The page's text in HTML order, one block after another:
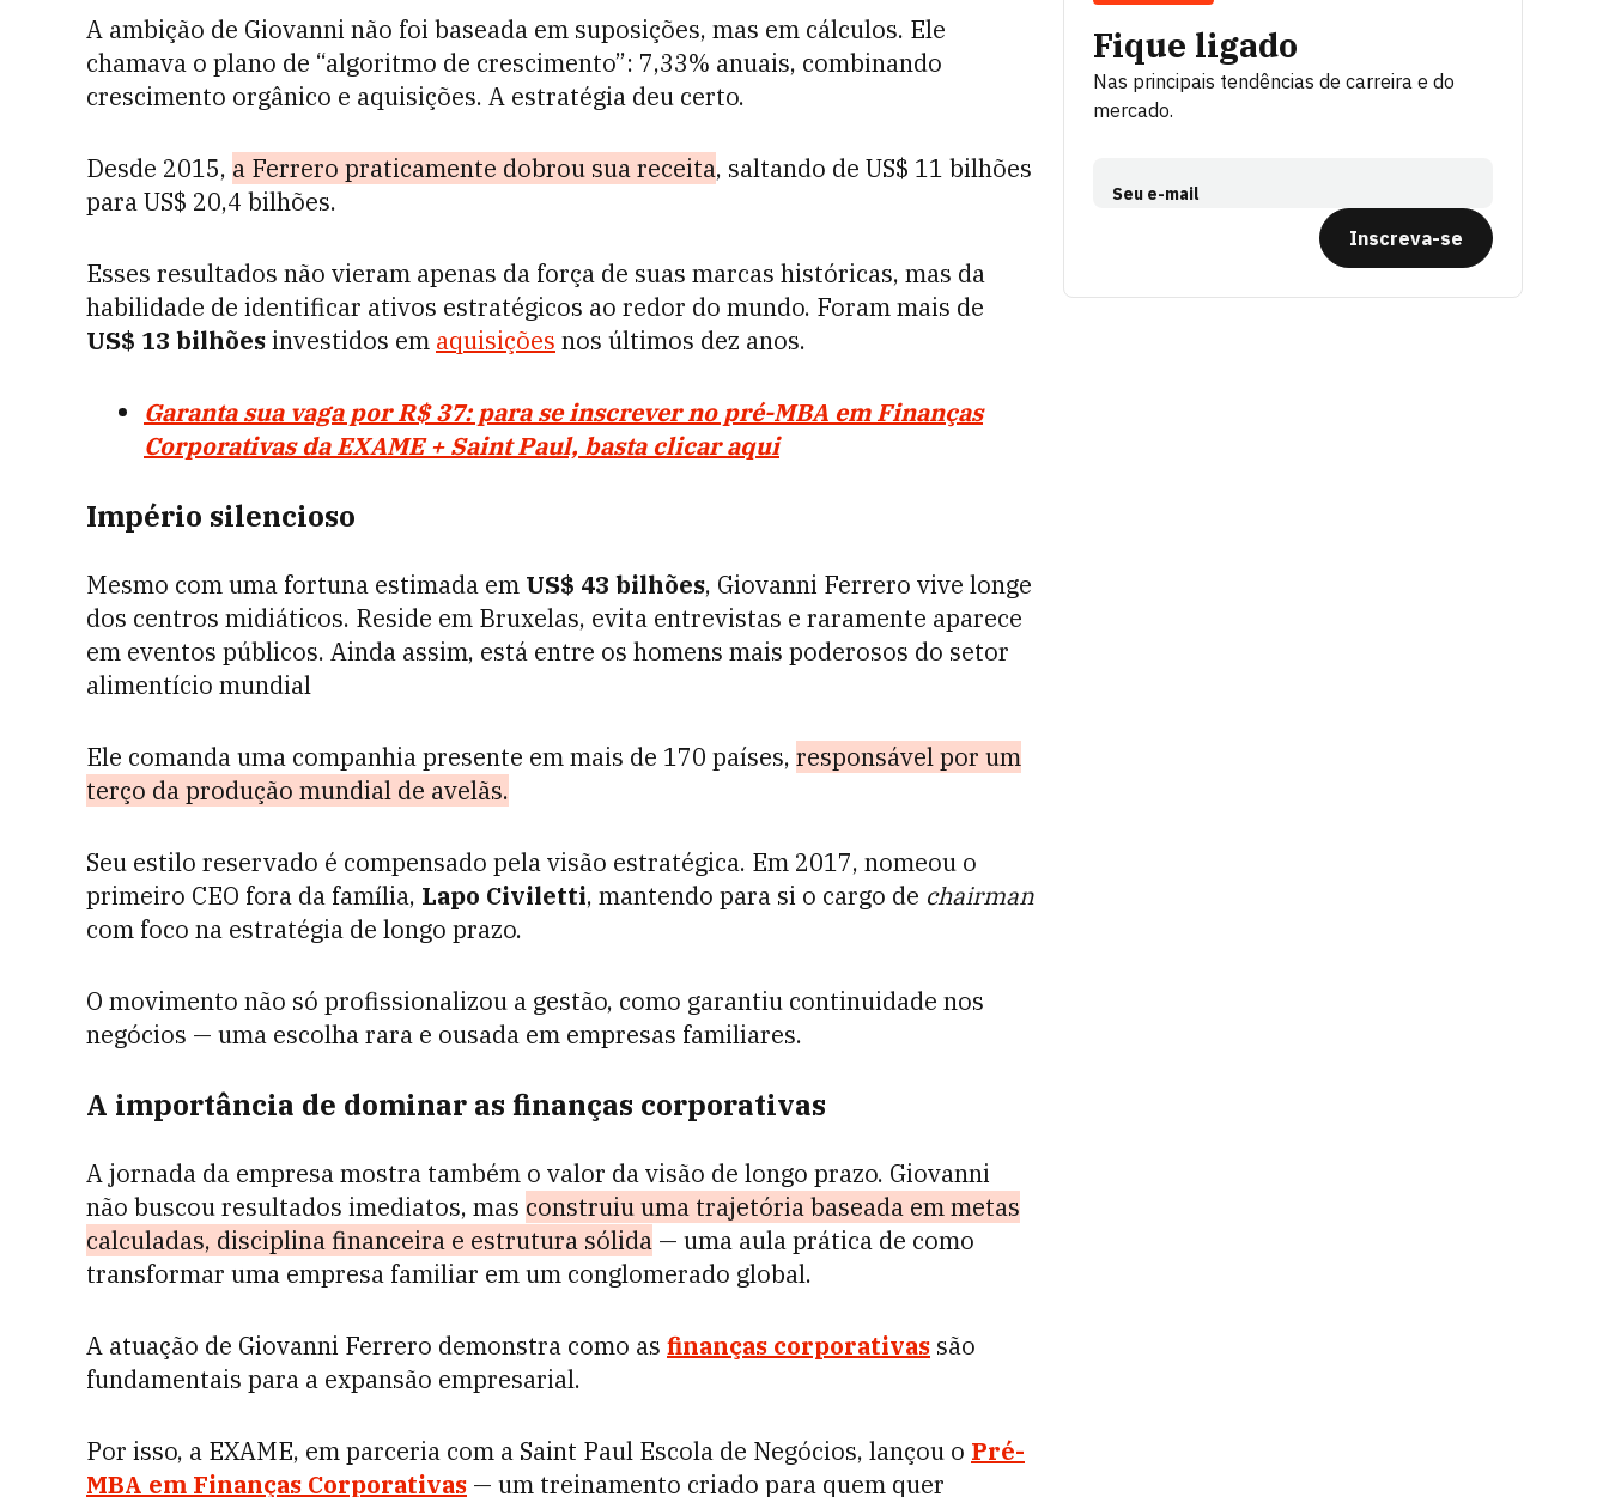
A ambição de Giovanni não foi baseada em suposições, mas em cálculos. Ele
chamava o plano de “algoritmo de crescimento”: 7,33% anuais, combinando
crescimento orgânico e aquisições. A estratégia deu certo.
Desde 2015, a Ferrero praticamente dobrou sua receita, saltando de US$ 11 bilhões
para US$ 20,4 bilhões.
Esses resultados não vieram apenas da força de suas marcas históricas, mas da
habilidade de identificar ativos estratégicos ao redor do mundo. Foram mais de
US$ 13 bilhõesinvestidos em aquisições nos últimos dez anos.
Garanta sua vaga por R$ 37: para se inscrever no pré-MBA em Finanças
Corporativas da EXAME + Saint Paul, basta clicar aqui
Império silencioso
Mesmo com uma fortuna estimada em US$ 43 bilhões, Giovanni Ferrero vive longe
dos centros midiáticos. Reside em Bruxelas, evita entrevistas e raramente aparece
em eventos públicos. Ainda assim, está entre os homens mais poderosos do setor
alimentício mundial
Ele comanda uma companhia presente em mais de 170 países, responsável por um
terço da produção mundial de avelãs.
Seu estilo reservado é compensado pela visão estratégica. Em 2017, nomeou o
primeiro CEO fora da família, Lapo Civiletti, mantendo para si o cargo de chairman
com foco na estratégia de longo prazo.
O movimento não só profissionalizou a gestão, como garantiu continuidade nos
negócios — uma escolha rara e ousada em empresas familiares.
A importância de dominar as finanças corporativas
A jornada da empresa mostra também o valor da visão de longo prazo. Giovanni
não buscou resultados imediatos, mas construiu uma trajetória baseada em metas
calculadas, disciplina financeira e estrutura sólida — uma aula prática de como
transformar uma empresa familiar em um conglomerado global.
A atuação de Giovanni Ferrero demonstra como as finanças corporativas são
fundamentais para a expansão empresarial.
Por isso, a EXAME, em parceria com a Saint Paul Escola de Negócios, lançou o Pré-
MBA em Finanças Corporativas — um treinamento criado para quem quer
Fique ligado
Nas principais tendências de carreira e do
mercado.
Seu e-mail
Inscreva-se